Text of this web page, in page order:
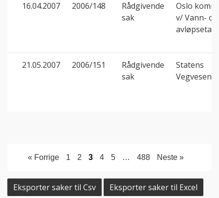
16.04.2007 2006/148
Rådgivende
sak
Oslo
v/ Vann- og
21.05.2007 2006/151
Rådgivende
sak
Statens
Vegvesen
« Forrige 1 2 3 4 5 … 488 Neste »
Eksporter saker til Csv Eksporter saker til Excel